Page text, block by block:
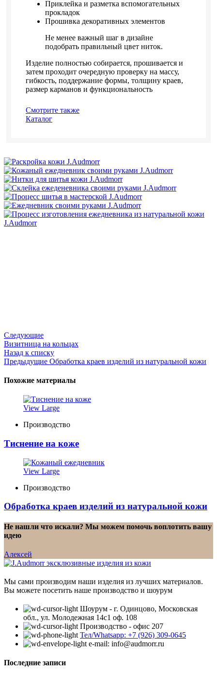
Приклейка и разметка вспомогательных
прокладок
Прошивка декоративных элементов
Не менее важный шаг в дизайне
подобрать правильный цвет ниток.
Изделие полностью собирается, прошивается и
затем проходит очередную проверку на массу,
гибкость, поддержание формы, толщину краев,
размер карманов и функциональность
Смотрите также
Каталог
Следующие
Визитница на кольцах
Назад к списку
Предыдущие Обработка краев изделий из натуральной кожи
Похожие материалы
View Large
Производство
Тиснение на коже
View Large
Производство
Обработка краев изделий из натуральной кожи
Не нашли что искали? Мы можем помочь воплотить вашу
идею
Алексей
Мы сами производим наши изделия из лучших материалов.
Вы можете посетить наше производство и шоурум
Шоурум - г. Одинцово, Московская
обл., ул. Молодежная 14с1 оф. 108
Производство - офис 207
Тел/Whatsapp: +7 (926) 309-0645
e-mail: info@audmorr.ru
Последние записи